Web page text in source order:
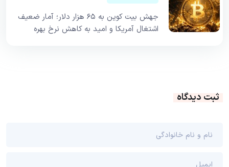
جهش بیت کوین به ۶۵ هزار دلار؛ آمار ضعیف
اشتغال آمریکا و امید به کاهش نرخ بهره
ثبت دیدگاه